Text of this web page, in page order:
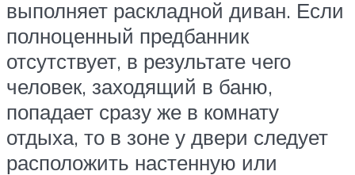
выполняет раскладной диван. Если
полноценный предбанник
отсутствует, в результате чего
человек, заходящий в баню,
попадает сразу же в комнату
отдыха, то в зоне у двери следует
расположить настенную или